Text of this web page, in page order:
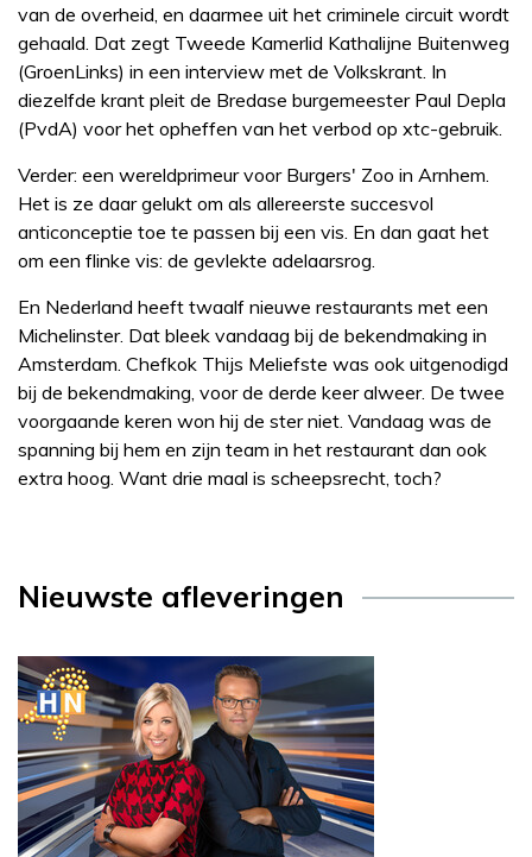
van de overheid, en daarmee uit het criminele circuit wordt
gehaald. Dat zegt Tweede Kamerlid Kathalijne Buitenweg
(GroenLinks) in een interview met de Volkskrant. In
diezelfde krant pleit de Bredase burgemeester Paul Depla
(PvdA) voor het opheffen van het verbod op xtc-gebruik.
Verder: een wereldprimeur voor Burgers' Zoo in Arnhem.
Het is ze daar gelukt om als allereerste succesvol
anticonceptie toe te passen bij een vis. En dan gaat het
om een flinke vis: de gevlekte adelaarsrog.
En Nederland heeft twaalf nieuwe restaurants met een
Michelinster. Dat bleek vandaag bij de bekendmaking in
Amsterdam. Chefkok Thijs Meliefste was ook uitgenodigd
bij de bekendmaking, voor de derde keer alweer. De twee
voorgaande keren won hij de ster niet. Vandaag was de
spanning bij hem en zijn team in het restaurant dan ook
extra hoog. Want drie maal is scheepsrecht, toch?
Nieuwste afleveringen